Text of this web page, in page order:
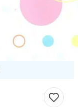
찜하기